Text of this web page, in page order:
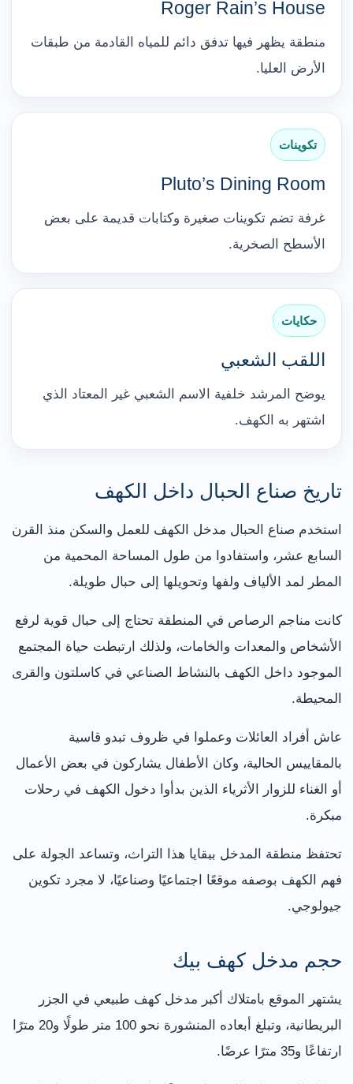
Roger Rain’s House
منطقة يظهر فيها تدفق دائم للمياه القادمة من طبقات
الأرض العليا.
تكوينات
Pluto’s Dining Room
غرفة تضم تكوينات صغيرة وكتابات قديمة على بعض
الأسطح الصخرية.
حكايات
اللقب الشعبي
يوضح المرشد خلفية الاسم الشعبي غير المعتاد الذي
اشتهر به الكهف.
تاريخ صناع الحبال داخل الكهف
استخدم صناع الحبال مدخل الكهف للعمل والسكن منذ القرن
السابع عشر، واستفادوا من طول المساحة المحمية من
المطر لمد الألياف ولفها وتحويلها إلى حبال طويلة.
كانت مناجم الرصاص في المنطقة تحتاج إلى حبال قوية لرفع
الأشخاص والمعدات والخامات، ولذلك ارتبطت حياة المجتمع
الموجود داخل الكهف بالنشاط الصناعي في كاسلتون والقرى
المحيطة.
عاش أفراد العائلات وعملوا في ظروف تبدو قاسية
بالمقاييس الحالية، وكان الأطفال يشاركون في بعض الأعمال
أو الغناء للزوار الأثرياء الذين بدأوا دخول الكهف في رحلات
مبكرة.
تحتفظ منطقة المدخل ببقايا هذا التراث، وتساعد الجولة على
فهم الكهف بوصفه موقعًا اجتماعيًا وصناعيًا، لا مجرد تكوين
جيولوجي.
حجم مدخل كهف بيك
يشتهر الموقع بامتلاك أكبر مدخل كهف طبيعي في الجزر
البريطانية، وتبلغ أبعاده المنشورة نحو 100 متر طولًا و20 مترًا
ارتفاعًا و35 مترًا عرضًا.